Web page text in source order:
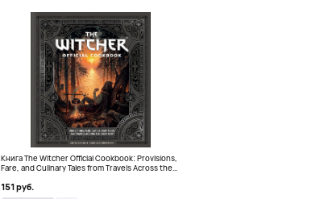
Книга The Witcher Official Cookbook: Provisions,
Fare, and Culinary Tales from Travels Across the
151 руб.